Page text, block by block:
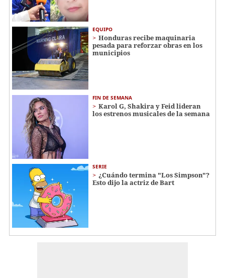
EQUIPO
Honduras recibe maquinaria
pesada para reforzar obras en los
municipios
FIN DE SEMANA
Karol G, Shakira y Feid lideran
los estrenos musicales de la semana
SERIE
¿Cuándo termina "Los Simpson"?
Esto dijo la actriz de Bart